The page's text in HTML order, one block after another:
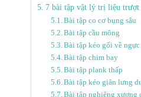
7 bài tập vật lý trị liệu trượt
Bài tập co cơ bụng sâu
Bài tập cầu mông
Bài tập kéo gối về ngực
Bài tập chim bay
Bài tập plank thấp
Bài tập kéo giãn lưng
Bài tập nghiêng xương